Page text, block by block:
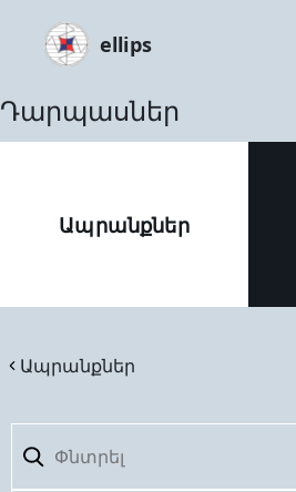
ellips
Դարպասներ
Ապրանքներ
Ապրանքներ